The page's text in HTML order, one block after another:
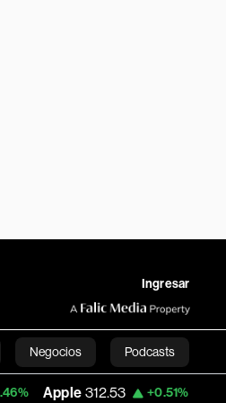
Ingresar
Negocios Podcasts
312.53 +0.51% USD COP